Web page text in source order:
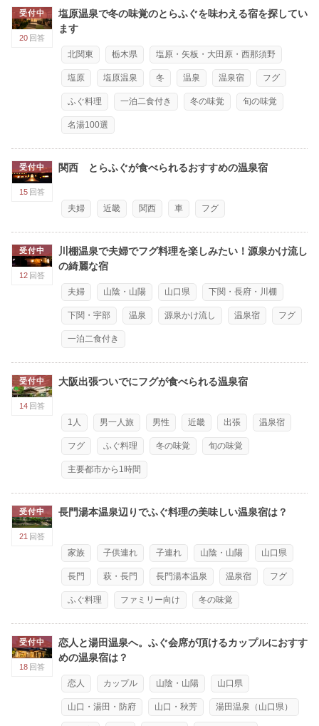
受付中
20 回答
塩原温泉で冬の味覚のとらふぐを味わえる宿を探してい
ます
北関東 栃木県 塩原・矢板・大田原・西那須野
塩原 塩原温泉 冬 温泉 温泉宿 フグ
ふぐ料理 一泊二食付き 冬の味覚 旬の味覚
名湯100選
受付中
15 回答
関西 とらふぐが食べられるおすすめの温泉宿
夫婦 近畿 関西 車 フグ
受付中
12 回答
川棚温泉で夫婦でフグ料理を楽しみたい！源泉かけ流し
の綺麗な宿
夫婦 山陰・山陽 山口県 下関・長府・川棚
下関・宇部 温泉 源泉かけ流し 温泉宿 フグ
一泊二食付き
受付中
14 回答
大阪出張ついでにフグが食べられる温泉宿
1人 男一人旅 男性 近畿 出張 温泉宿
フグ ふぐ料理 冬の味覚 旬の味覚
主要都市から1時間
受付中
21 回答
長門湯本温泉辺りでふぐ料理の美味しい温泉宿は？
家族 子供連れ 子連れ 山陰・山陽 山口県
長門 萩・長門 長門湯本温泉 温泉宿 フグ
ふぐ料理 ファミリー向け 冬の味覚
受付中
18 回答
恋人と湯田温泉へ。ふぐ会席が頂けるカップルにおすす
めの温泉宿は？
恋人 カップル 山陰・山陽 山口県
山口・湯田・防府 山口・秋芳 湯田温泉（山口県）